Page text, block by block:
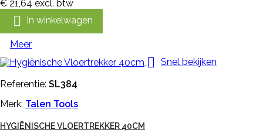
€ 21,64 excl. btw
 In winkelwagen
Meer
 Snel bekijken
Referentie: SL384
Merk: Talen Tools
HYGIËNISCHE VLOERTREKKER 40CM